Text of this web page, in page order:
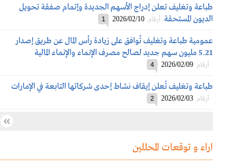
طباعة وتغليف تعلن إدراج الأسهم الجديدة وإتمام صفقة تحويل
الديون المستحقة أرقام 2026/02/10
1
عمومية طباعة وتغليف تُوافق على زيادة رأس المال عن طريق إصدار
5.21 مليون سهم جديد لصالح مصرف الإنماء والإنماء المالية
أرقام 2026/02/09
4
طباعة وتغليف تُعلن إيقاف نشاط إحدى شركاتها التابعة في الإمارات
أرقام 2026/02/03
2
اراء و توقعات المحللين